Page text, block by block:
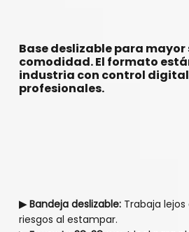
Base deslizable para
comodidad. El formato
industria con control
profesionales.
▶ Bandeja deslizable:Trabaja lejos
riesgos al estampar.